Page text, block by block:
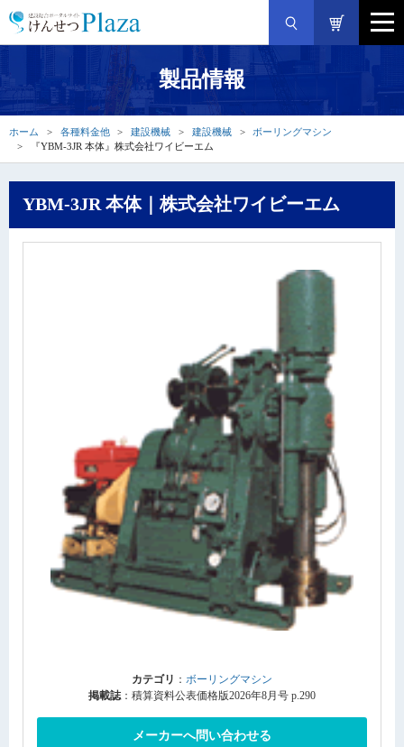
製品情報
ホーム 各種料金他 建設機械 建設機械
ボーリングマシン
『YBM-3JR 本体』株式会社ワイビーエム
YBM-3JR 本体｜株式会社ワイビーエム
カテゴリ ： ボーリングマシン
掲載誌 ：積算資料公表価格版2026年8月号 p.290
メーカーへ問い合わせる